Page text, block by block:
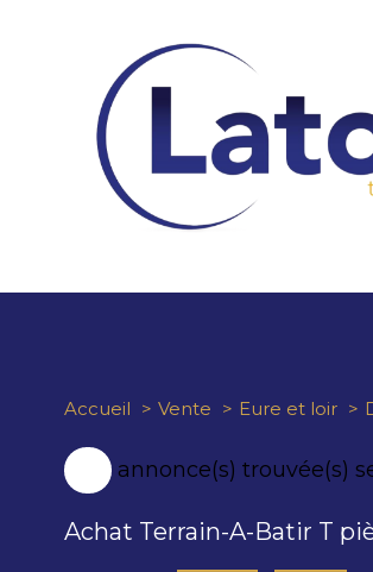
Accueil Vente Eure et loir
annonce(s) trouvée(s)
Achat Terrain-A-Batir T